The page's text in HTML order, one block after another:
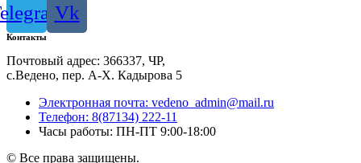
Vk
Контакты
Почтовый адрес: 366337, ЧР,
с.Ведено, пер. А-Х. Кадыровa 5
Электронная почта: vedeno_admin@mail.ru
Телефон: 8(87134) 222-11
Часы работы: ПН-ПТ 9:00-18:00
© Все права защищены.